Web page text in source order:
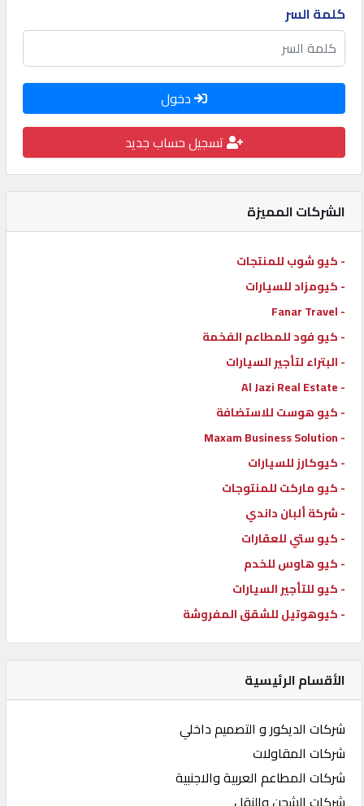
كيو
نمبر
كارز
كيو
ماركت
الدليل
القطري
POWERED
QHOST
كلمة السر
دخول
تسجيل حساب جديد
الشركات المميزة
- كيو شوب للمنتجات
- كيومزاد للسيارات
- Fanar Travel
- كيو فود للمطاعم الفخمة
- البتراء لتأجير السيارات
- Al Jazi Real Estate
- كيو هوست للاستضافة
- Maxam Business Solution
- كيوكارز للسيارات
- كيو ماركت للمنتوجات
- شركة ألبان داندي
- كيو ستي للعقارات
- كيو هاوس للخدم
- كيو للتأجير السيارات
- كيوهوتيل للشقق المفروشة
الأقسام الرئيسية
شركات الديكور و التصميم داخلي
شركات المقاولات
شركات المطاعم العربية والاجنبية